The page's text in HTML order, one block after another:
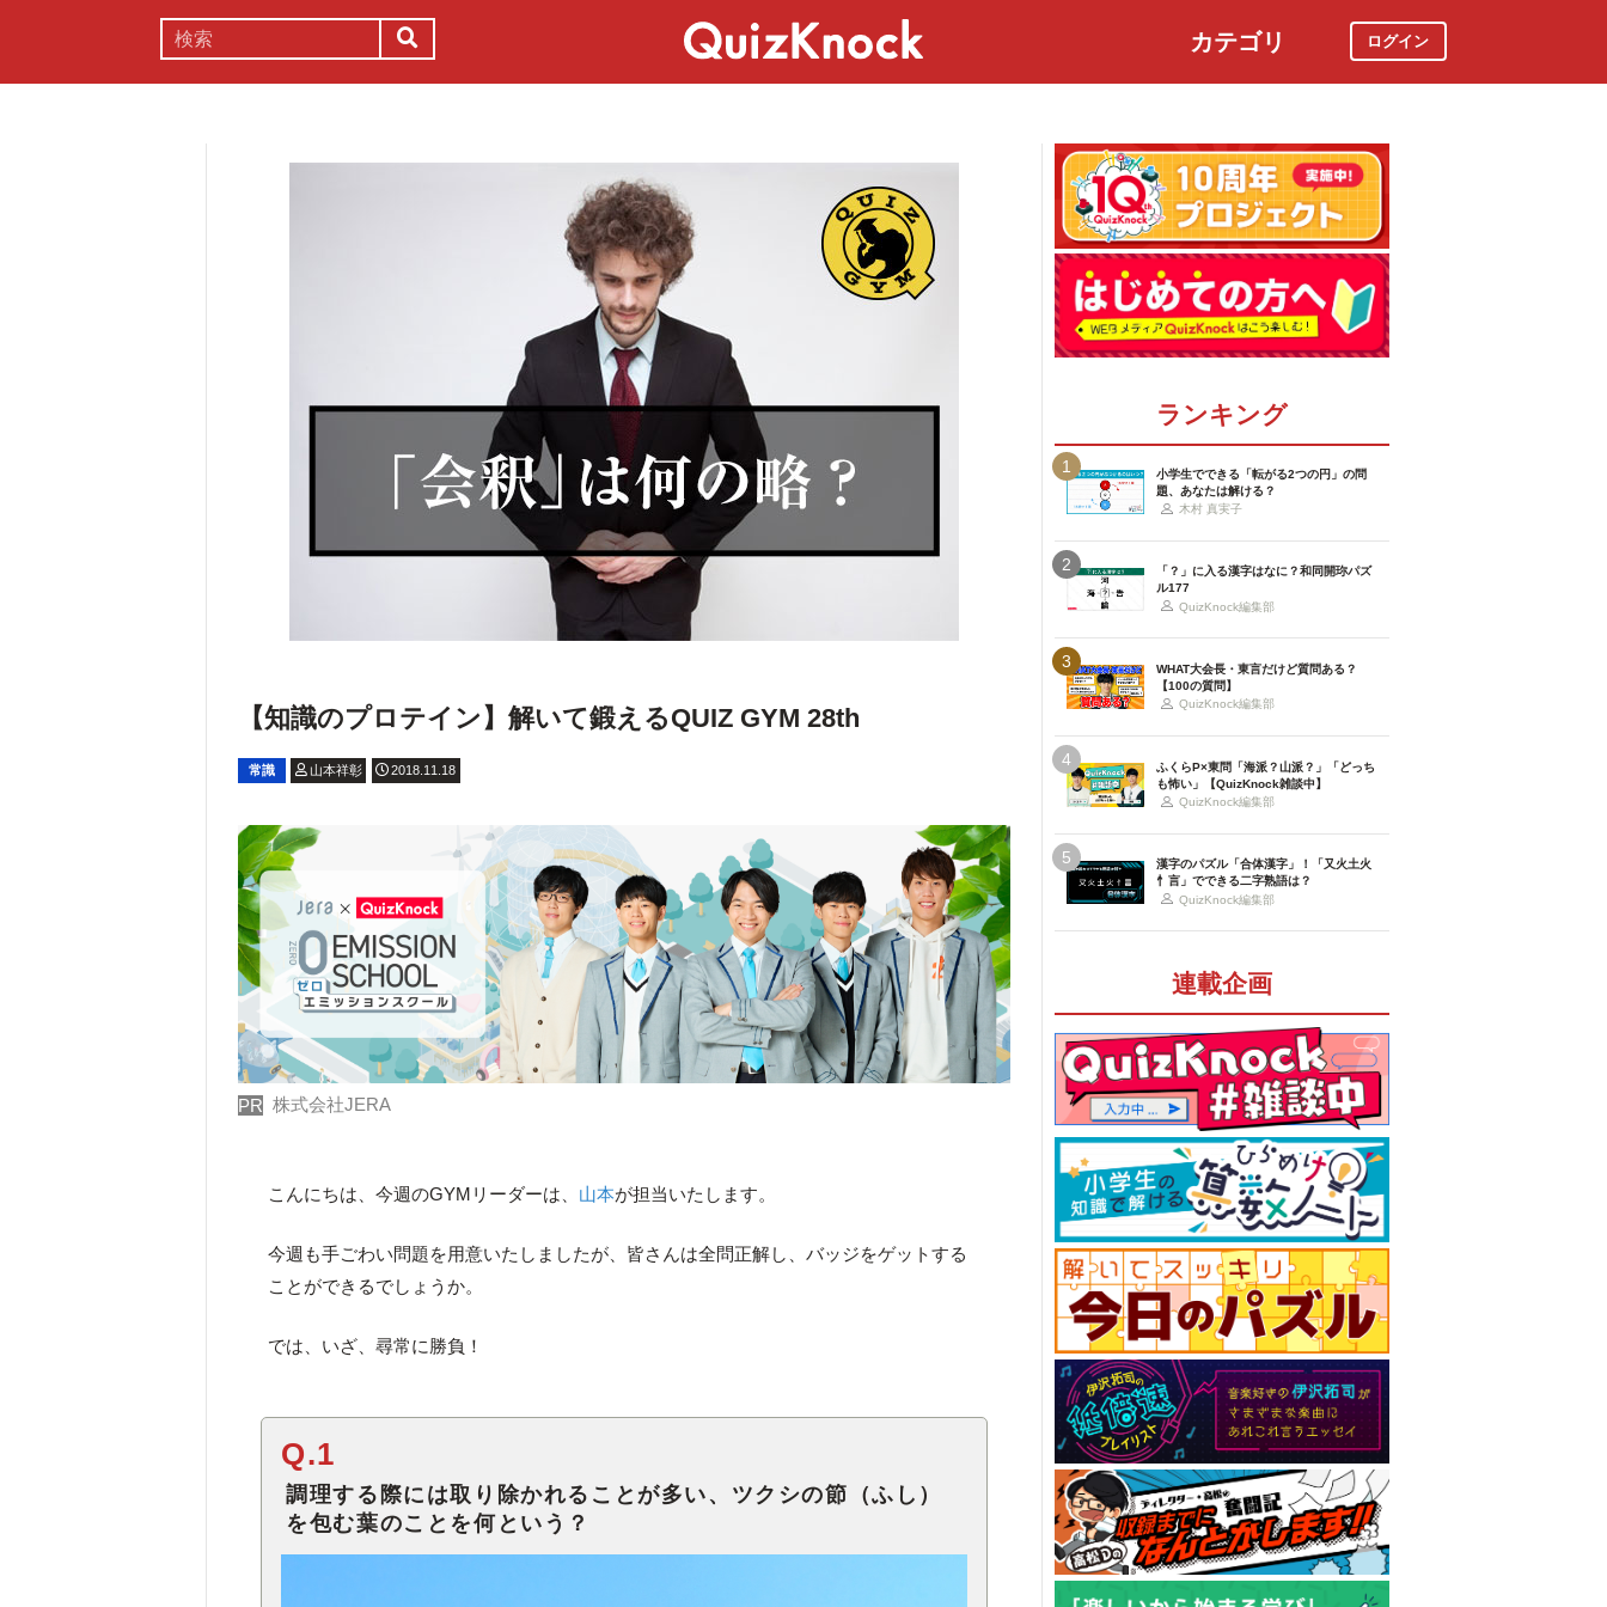
カテゴリ ログイン
【知識のプロテイン】解いて鍛えるQUIZ GYM 28th
常識 山本祥彰 2018.11.18
PR 株式会社JERA
こんにちは、今週のGYMリーダーは、 山本が担当いたします。
今週も手ごわい問題を用意いたしましたが、皆さんは全問正解し、バッジをゲットする
ことができるでしょうか。
では、いざ、尋常に勝負！
Q.1
調理する際には取り除かれることが多い、ツクシの節（ふし）
を包む葉のことを何という？
ランキング
1
小学生でできる「転がる2つの円」の問
題、あなたは解ける？
木村 真実子
2
「？」に入る漢字はなに？和同開珎パズ
ル177
QuizKnock編集部
3
WHAT大会長・東言だけど質問ある？
【100の質問】
QuizKnock編集部
4
ふくらP×東問「海派？山派？」「どっち
も怖い」【QuizKnock雑談中】
QuizKnock編集部
5
漢字のパズル「合体漢字」！「又火土火
忄言」でできる二字熟語は？
QuizKnock編集部
連載企画